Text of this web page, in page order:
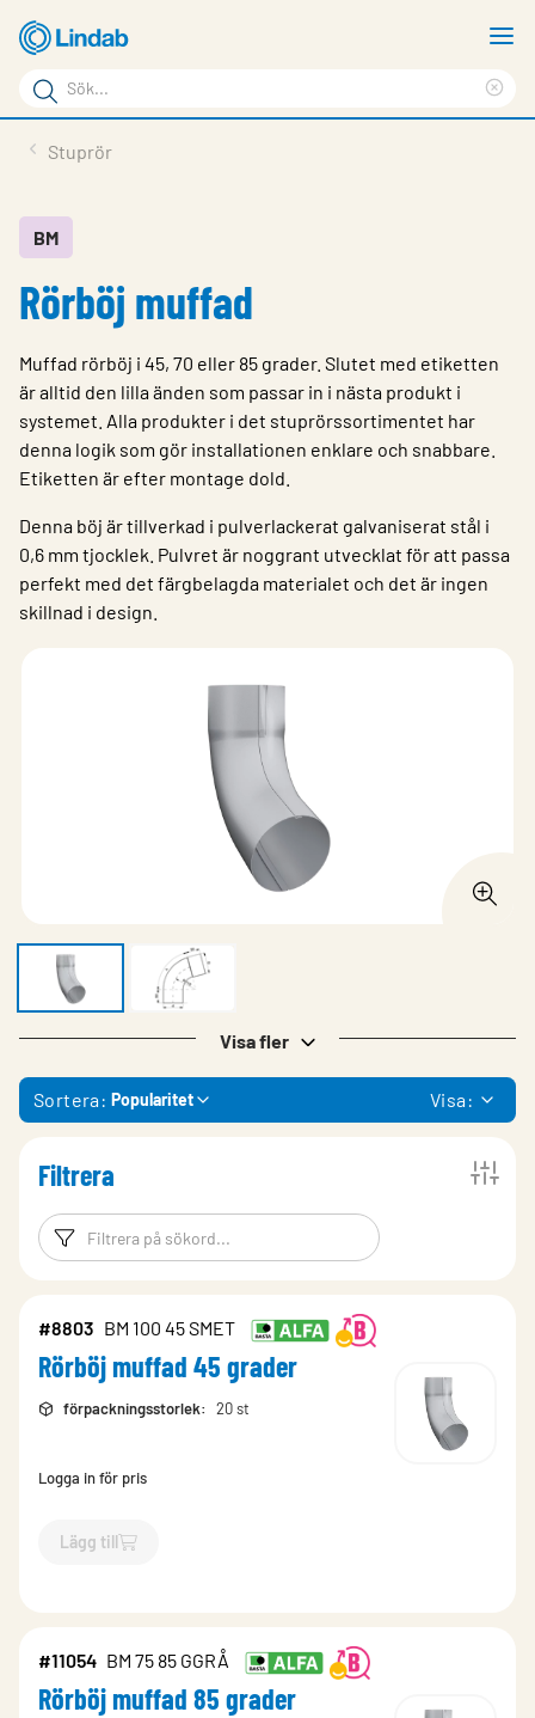
Hoppa
till
huvudinnehållet
Sökord
Sök
på
Service & Support
Hållbarhet
Kontakt
Logga in
Choose languge
Stuprör
BM
Rörböj muffad
Muffad rörböj i 45, 70 eller 85 grader. Slutet med etiketten
är alltid den lilla änden som passar in i nästa produkt i
systemet. Alla produkter i det stuprörssortimentet har
denna logik som gör installationen enklare och snabbare.
Etiketten är efter montage dold.
Denna böj är tillverkad i pulverlackerat galvaniserat stål i
0,6 mm tjocklek. Pulvret är noggrant utvecklat för att passa
perfekt med det färgbelagda materialet och det är ingen
skillnad i design.
Visa fler
Sortera: Popularitet Visa:
Filtrera
Filtreringsord Filtrera
#8803 BM 100 45 SMET
Rörböj muffad 45 grader
förpackningsstorlek: 20 st
Logga in för pris
Lägg till
`$Lägg till
#11054 BM 75 85 GGRÅ
Rörböj muffad 85 grader